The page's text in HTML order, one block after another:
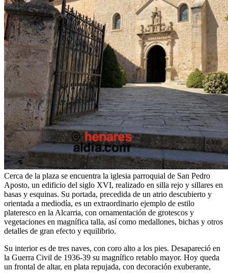
Cerca de la plaza se encuentra la iglesia parroquial de San Pedro
Aposto, un edificio del siglo XVI, realizado en silla rejo y sillares en
basas y esquinas. Su portada, precedida de un atrio descubierto y
orientada a mediodía, es un extraordinario ejemplo de estilo
plateresco en la Alcarria, con ornamentación de grotescos y
vegetaciones en magnífica talla, así como medallones, bichas y otros
detalles de gran efecto y equilibrio.
Su interior es de tres naves, con coro alto a los pies. Desapareció en
la Guerra Civil de 1936-39 su magnífico retablo mayor. Hoy queda
un frontal de altar, en plata repujada, con decoración exuberante,